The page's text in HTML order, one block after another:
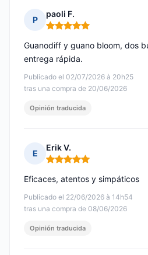
P
paoli F.
Nota: 5 de 5
Publicado el 02/07/2026 à 20h25
tras una compra de 20/06/2026
Guanodiff y guano bloom, dos
entrega rápida.
Opinión traducida
E
Erik V.
Nota: 5 de 5
Publicado el 22/06/2026 à 14h54
tras una compra de 08/06/2026
Eficaces, atentos y simpáticos
Opinión traducida